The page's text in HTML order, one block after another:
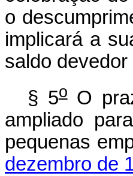
o
implicará a
saldo
§ 5oO
ampliado
pequenas
dezembro de